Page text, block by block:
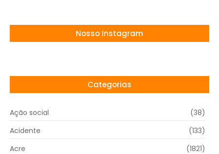
Nosso Instagram
Categorias
Ação social
(38)
Acidente
(133)
Acre
(1821)